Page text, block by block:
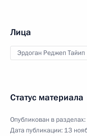
Лица
Эрдоган Реджеп Тайип
Статус материала
Опубликован в разделах:
Дата публикации: 13